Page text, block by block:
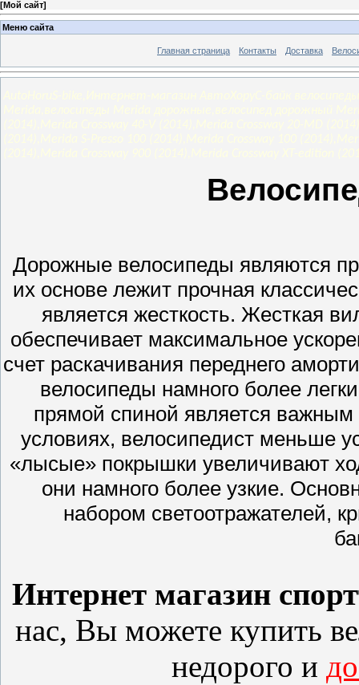
[Мой сайт]
Меню сайта
Главная страница Контакты Доставка
Дорожные велосипеды являются
их основе лежит прочная
является жесткость. Жесткая
обеспечивает максимальное
счет раскачивания переднего
велосипеды намного более
прямой спиной является
условиях, велосипедист меньше
«лысые» покрышки увеличивают
они намного более узкие.
набором светоотражателей,
Интернет магазин
нас, Вы можете купить
недорого и